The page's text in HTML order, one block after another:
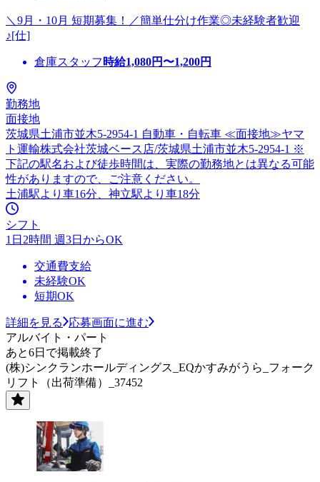
＼9月・10月 短期募集！／簡単仕分け作業◎未経験者歓迎
♪[仕]
倉庫スタッフ 時給1,080円〜1,200円
勤務地
面接地
茨城県土浦市並木5-2954-1 自動車・自転車 ≪面接地≫ヤマ
ト運輸株式会社茨城ベース店/茨城県土浦市並木5-2954-1 ※
下記の駅名および徒歩時間は、実際の勤務地とは異なる可能
性がありますので、ご注意ください。
土浦駅より車16分、神立駅より車18分
シフト
1日2時間 週3日からOK
交通費支給
未経験OK
短期OK
詳細を見る
応募画面に進む
アルバイト・パート
あと6日で掲載終了
(株)シンクランホールディングス_EQかすみがうら_フォーク
リフト（出荷準備）_37452